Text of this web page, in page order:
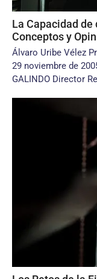
La Capacidad de
Conceptos y
Álvaro Uribe Vélez
29 noviembre de
GALINDO Director